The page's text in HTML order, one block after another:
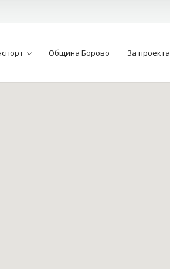
Община Борово За проекта